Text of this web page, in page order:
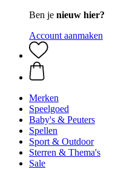
Ben je nieuw hier?
Account aanmaken
Merken
Speelgoed
Baby's & Peuters
Spellen
Sport & Outdoor
Sterren & Thema's
Sale